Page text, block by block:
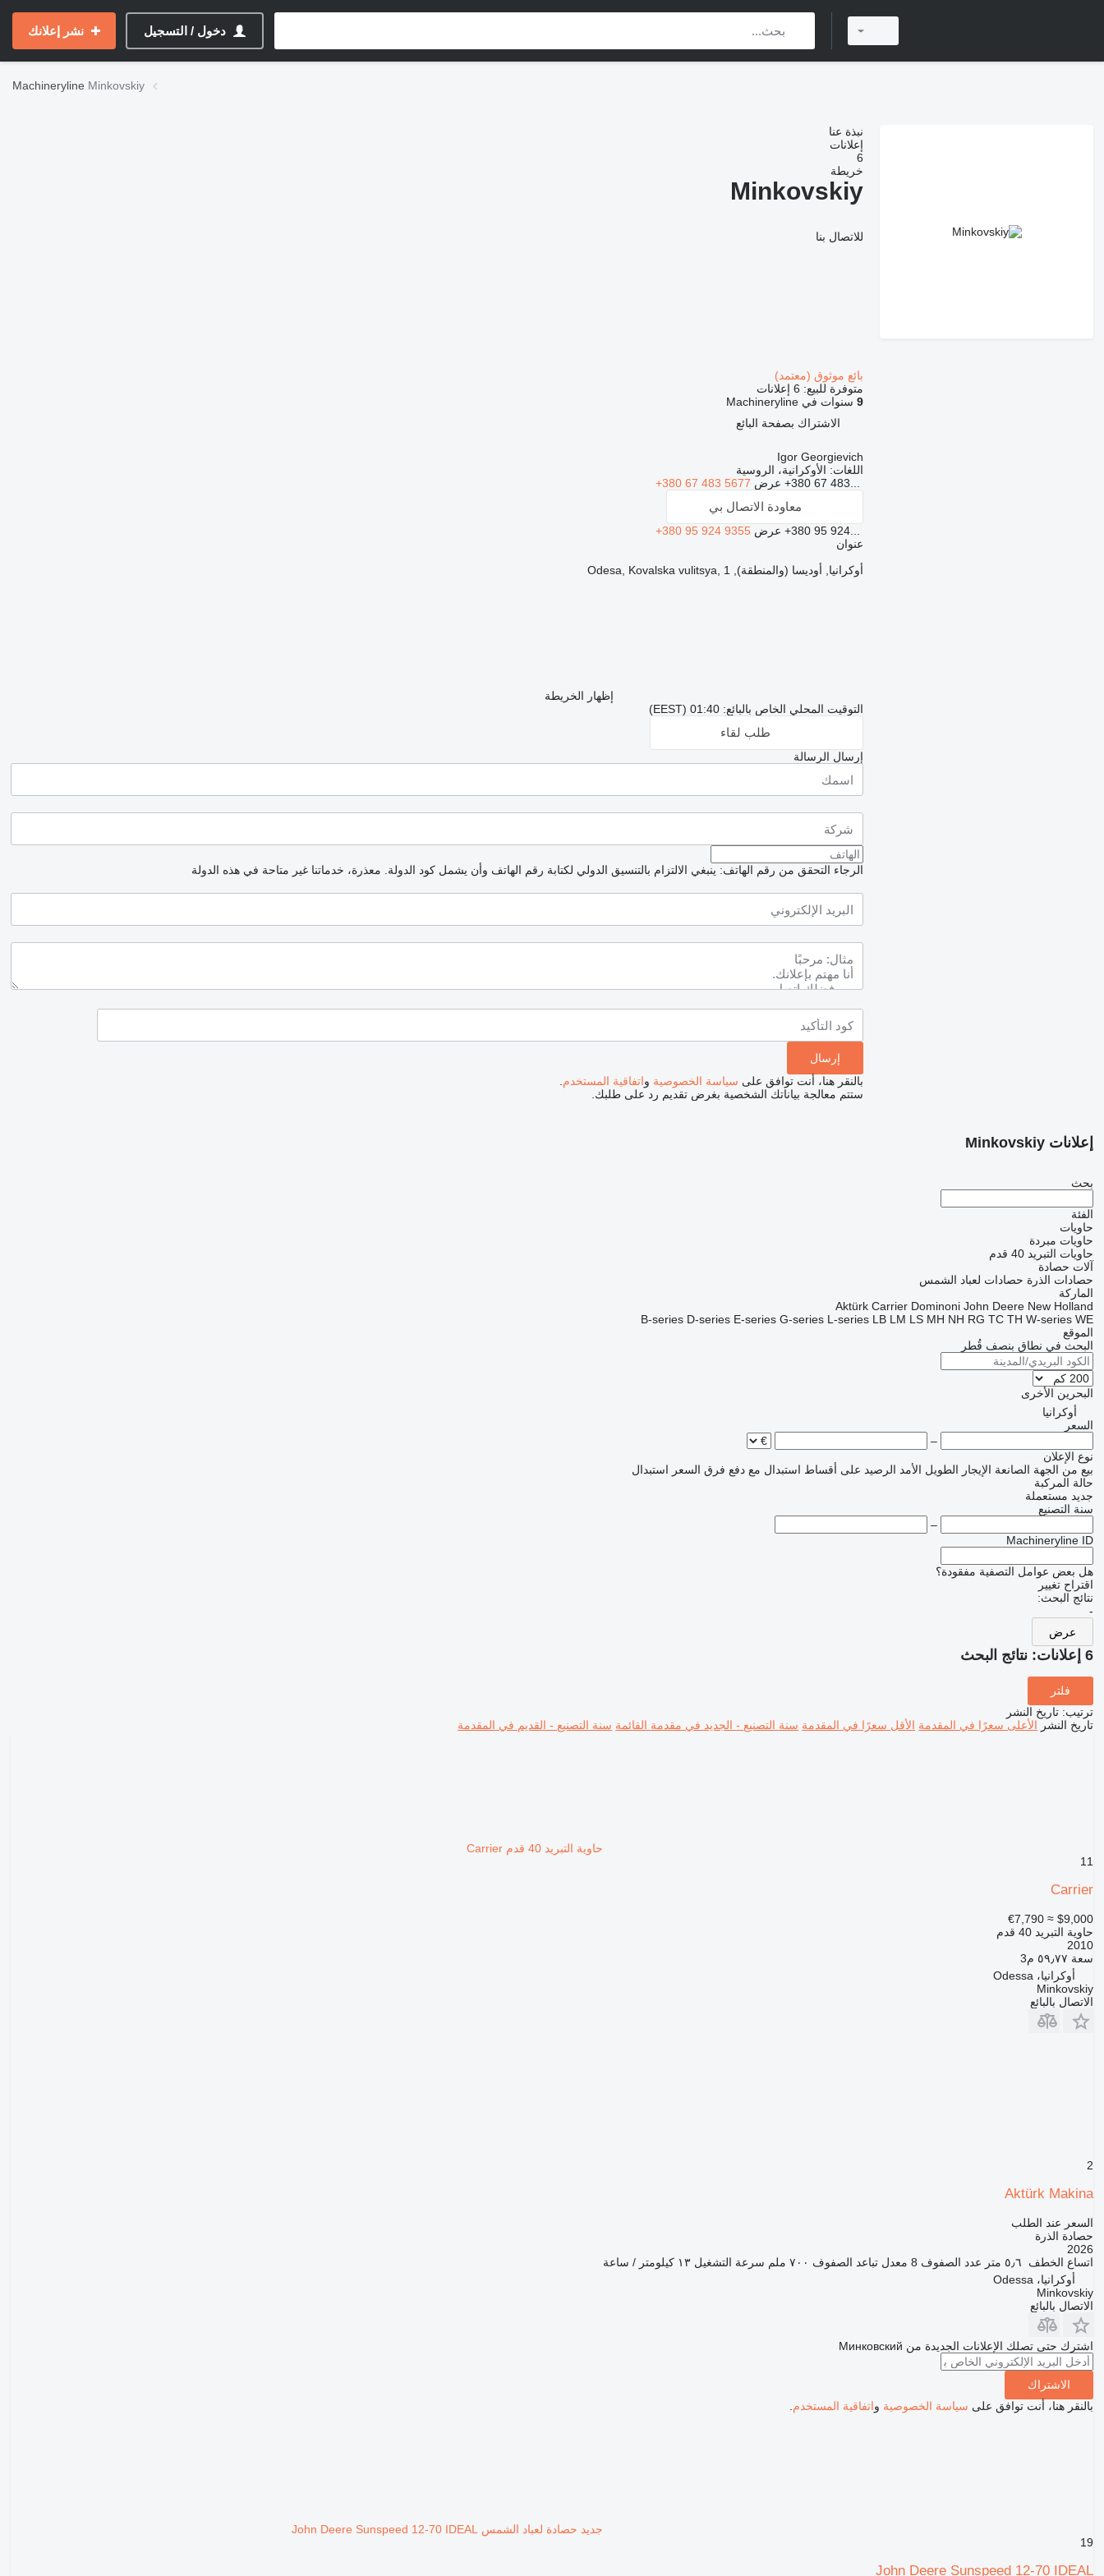
دخول / التسجيل نشر إعلانك
Machineryline Minkovskiy
نبذة عنا
إعلانات
6
خريطة
Minkovskiy
للاتصال بنا
بائع موثوق (معتمد)
متوفرة للبيع: 6 إعلانات
9سنوات في Machineryline
الاشتراك بصفحة البائع
Igor Georgievich
اللغات: الأوكرانية، الروسية
+380 67 483... عرض +380 67 483 5677
معاودة الاتصال بي
+380 95 924... عرض +380 95 924 9355
عنوان
أوكرانيا, أوديسا (والمنطقة), Odesa, Kovalska vulitsya, 1
إظهار الخريطة
التوقيت المحلي الخاص بالبائع: 01:40 (EEST)
طلب لقاء
إرسال الرسالة
الرجاء التحقق من رقم الهاتف: ينبغي الالتزام بالتنسيق الدولي لكتابة رقم الهاتف وأن يشمل كود الدولة. معذرة، خدماتنا غير متاحة في هذه الدولة
بالنقر هنا، أنت توافق على سياسة الخصوصية واتفاقية المستخدم
ستتم معالجة بياناتك الشخصية بغرض تقديم رد على طلبك.
إعلانات Minkovskiy
بحث
الفئة
حاويات
حاويات مبردة
حاويات التبريد 40 قدم
آلات حصادة
حصادات الذرة حصادات لعباد الشمس
الماركة
Aktürk Carrier Dominoni John Deere New Holland
B-series D-series E-series G-series L-series LB LM LS MH NH RG TC TH W-series WE
الموقع
البحث في نطاق بنصف قُطر
البحرين الأخرى
أوكرانيا
السعر
–
نوع الإعلان
بيع من الجهة الصانعة الإيجار الطويل الأمد الرصيد على أقساط استبدال مع دفع فرق السعر استبدال
حالة المركبة
جديد مستعملة
سنة التصنيع
–
Machineryline ID
هل بعض عوامل التصفية مفقودة؟
اقتراح تغيير
نتائج البحث:
-
عرض
6 إعلانات: نتائج البحث
فلتر
ترتيب: تاريخ النشر
تاريخ النشر الأعلى سعرًا في المقدمة الأقل سعرًا في المقدمة سنة التصنيع - الجديد في مقدمة القائمة سنة التصنيع - القديم في المقدمة
حاوية التبريد 40 قدم Carrier
11
Carrier
$9,000
≈ €7,790
حاوية التبريد 40 قدم
2010
سعة ٥٩٫٧٧ م3
أوكرانيا، Odessa
Minkovskiy
الاتصال بالبائع
2
Aktürk Makina
السعر عند الطلب
حصادة الذرة
2026
اتساع الخطف
٥٫٦ متر عدد الصفوف 8 معدل تباعد الصفوف ٧٠٠ ملم سرعة التشغيل ١٣ كيلومتر / ساعة
أوكرانيا، Odessa
Minkovskiy
الاتصال بالبائع
اشترك حتى تصلك الإعلانات الجديدة من Минковский
الاشتراك
بالنقر هنا، أنت توافق على سياسة الخصوصية واتفاقية المستخدم
جديد حصادة لعباد الشمس John Deere Sunspeed 12-70 IDEAL
19
John Deere Sunspeed 12-70 IDEAL